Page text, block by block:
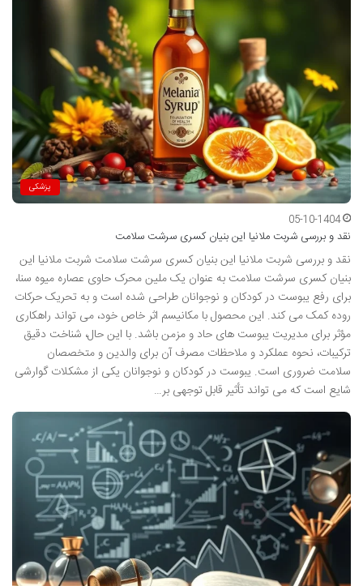
پزشکی
05-10-1404
نقد و بررسی شربت ملانیا این بنیان کسری سرشت سلامت
نقد و بررسی شربت ملانیا این بنیان کسری سرشت سلامت شربت ملانیا این
بنیان کسری سرشت سلامت به عنوان یک ملین محرک حاوی عصاره میوه سنا،
برای رفع یبوست در کودکان و نوجوانان طراحی شده است و به تحریک حرکات
روده کمک می کند. این محصول با مکانیسم اثر خاص خود، می تواند راهکاری
مؤثر برای مدیریت یبوست های حاد و مزمن باشد. با این حال، شناخت دقیق
ترکیبات، نحوه عملکرد و ملاحظات مصرف آن برای والدین و متخصصان
سلامت ضروری است. یبوست در کودکان و نوجوانان یکی از مشکلات گوارشی
شایع است که می تواند تأثیر قابل توجهی بر…